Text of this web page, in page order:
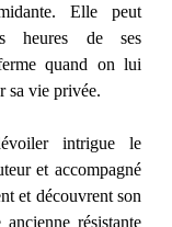
Elle peut
heures de ses
quand on lui
sa vie privée.
intrigue le
et accompagné
et découvrent son
résistante